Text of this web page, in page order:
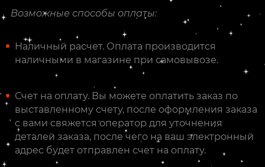
Возможные способы оплаты:
Наличный расчет. Оплата производится
наличными в магазине при самовывозе.
Счет на оплату. Вы можете оплатить заказ по
выставленному счету, после оформления заказа
с вами свяжется оператор для уточнения
деталей заказа, после чего на ваш электронный
адрес будет отправлен счет на оплату.